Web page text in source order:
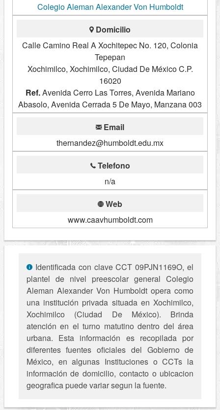
Colegio Aleman Alexander Von Humboldt
Domicilio
Calle Camino Real A Xochitepec No. 120, Colonia
Tepepan
Xochimilco, Xochimilco, Ciudad De México C.P.
16020
Ref.Avenida Cerro Las Torres, Avenida Mariano
Abasolo, Avenida Cerrada 5 De Mayo, Manzana 003
Email
thernandez@humboldt.edu.mx
Telefono
n/a
Web
www.caavhumboldt.com
Identificada con clave CCT 09PJN1169O, el
plantel de nivel preescolar general Colegio
Aleman Alexander Von Humboldt opera como
una institución privada situada en Xochimilco,
Xochimilco (Ciudad De México). Brinda
atención en el turno matutino dentro del área
urbana. Esta información es recopilada por
diferentes fuentes oficiales del Gobierno de
México, en algunas Instituciones o CCTs la
información de domicilio, contacto o ubicacion
geografica puede variar segun la fuente.